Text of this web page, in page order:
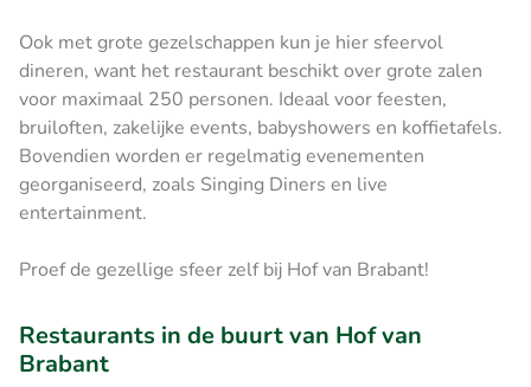
Ook met grote gezelschappen kun je hier sfeervol
dineren, want het restaurant beschikt over grote zalen
voor maximaal 250 personen. Ideaal voor feesten,
bruiloften, zakelijke events, babyshowers en koffietafels.
Bovendien worden er regelmatig evenementen
georganiseerd, zoals Singing Diners en live
entertainment.
Proef de gezellige sfeer zelf bij Hof van Brabant!
Restaurants in de buurt van Hof van
Brabant